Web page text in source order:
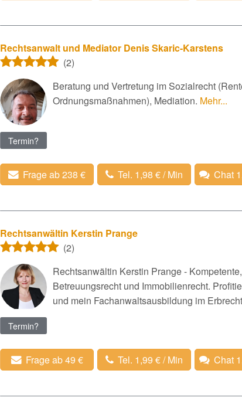
Rechtsanwalt und Mediator Denis Skaric-Karstens
(2)
Termin?
Frage ab 238 € Tel. 1,98 € / Min Chat
Beratung und Vertretung im Sozialrecht
Ordnungsmaßnahmen), Mediation. Mehr...
Rechtsanwältin Kerstin Prange
(2)
Termin?
Frage ab 49 € Tel. 1,99 € / Min Chat
Rechtsanwältin Kerstin Prange -
Betreuungsrecht und Immobilienrecht.
und mein Fachanwaltsausbildung im